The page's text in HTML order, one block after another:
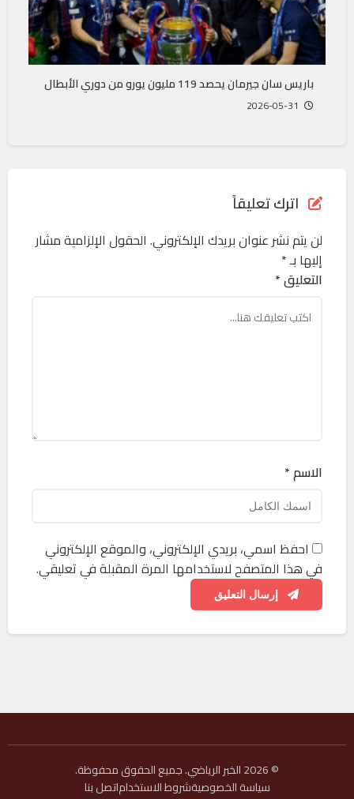
باريس سان جيرمان يحصد 119 مليون يورو من دوري الأبطال
اترك تعليقاً
لن يتم نشر عنوان بريدك الإلكتروني. الحقول الإلزامية مشار
إليها بـ*
التعليق *
الاسم *
احفظ اسمي، بريدي الإلكتروني، والموقع الإلكتروني
في هذا المتصفح لاستخدامها المرة المقبلة في تعليقي.
© 2026 الخبر الرياضي. جميع الحقوق محفوظة.
سياسة الخصوصيةشروط الاستخداماتصل بنا